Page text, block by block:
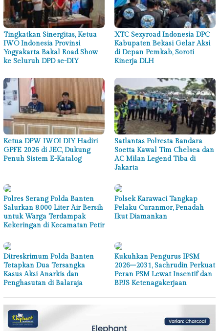
Tingkatkan Sinergitas, Ketua
IWO Indonesia Provinsi
Yogyakarta Bakal Road Show
ke Seluruh DPD se-DIY
XTC Sexyroad Indonesia DPC
Kabupaten Bekasi Gelar Aksi
di Depan Pemkab, Soroti
Kinerja DLH
Ketua DPW IWOI DIY Hadiri
GPFE 2026 di JEC, Dukung
Penuh Sistem E-Katalog
Satlantas Polresta Bandara
Soetta Kawal Tim Chelsea dan
AC Milan Legend Tiba di
Jakarta
Polres Serang Polda Banten
Salurkan 8.000 Liter Air Bersih
untuk Warga Terdampak
Kekeringan di Kecamatan Petir
Polsek Karawaci Tangkap
Pelaku Curanmor, Penadah
Ikut Diamankan
Ditreskrimum Polda Banten
Tetapkan Dua Tersangka
Kasus Aksi Anarkis dan
Penghasutan di Balaraja
Kukuhkan Pengurus IPSM
2026–2031, Sachrudin Perkuat
Peran PSM Lewat Insentif dan
BPJS Ketenagakerjaan